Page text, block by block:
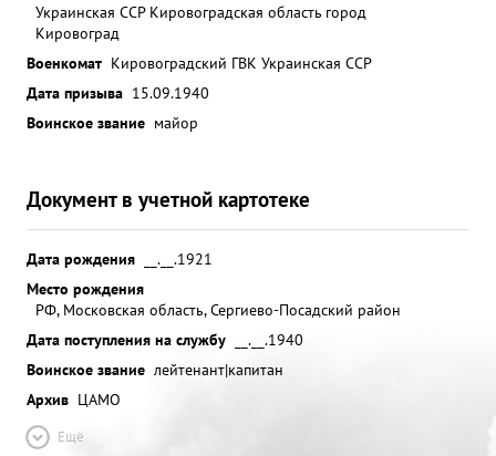
Украинская ССР Кировоградская область город
Кировоград
Военкомат Кировоградский ГВК Украинская ССР
Дата призыва 15.09.1940
Воинское звание майор
Документ в учетной картотеке
Дата рождения
__.__.1921
Место рождения
РФ, Московская область, Сергиево-Посадский район
Дата поступления на службу
__.__.1940
Воинское звание лейтенант|капитан
Архив ЦАМО
Ещё